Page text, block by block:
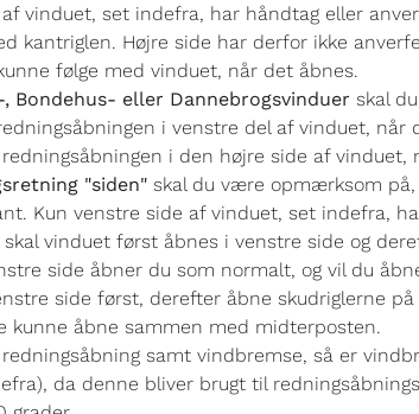
vinduet, set indefra, har håndtag eller
kantriglen. Højre side har derfor ikke
følge med vinduet, når det åbnes.
Bondehus- eller Dannebrogsvinduer skal
i venstre del af vinduet, når
i den højre side af vinduet,
"siden" skal du være opmærksom
Kun venstre side af vinduet, set indefra,
vinduet først åbnes i venstre side og
side åbner du som normalt, og vil du
side først, derefter åbne skudriglerne
kunne åbne sammen med midterposten.
samt vindbremse, så er
da denne bliver brugt til